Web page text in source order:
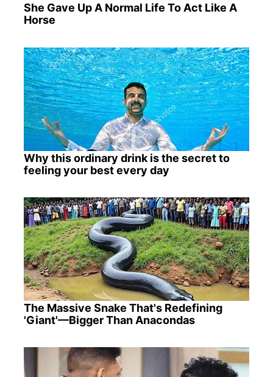
She Gave Up A Normal Life To Act Like A
Horse
Why this ordinary drink is the secret to
feeling your best every day
The Massive Snake That's Redefining
'Giant'—Bigger Than Anacondas